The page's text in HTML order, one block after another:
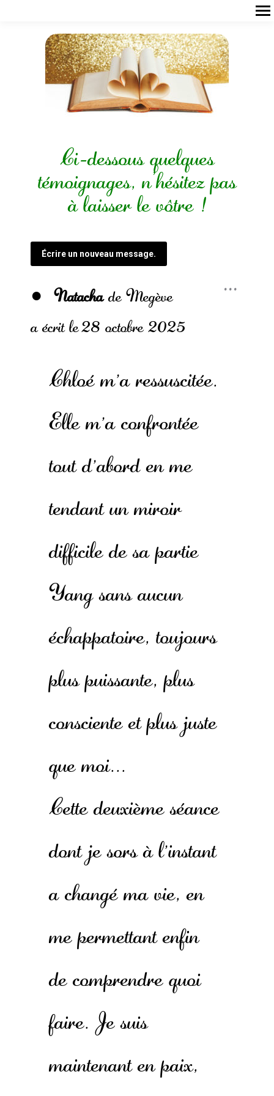
Ci-dessous quelques
témoignages, n’hésitez pas
à laisser le vôtre !
Natacha de Megève
a écrit le28 octobre 2025
Chloé m'a ressuscitée.
Elle m'a confrontée
tout d'abord en me
tendant un miroir
difficile de sa partie
Yang sans aucun
échappatoire, toujours
plus puissante, plus
consciente et plus juste
que moi...
Cette deuxième séance
dont je sors à l'instant
a changé ma vie, en
me permettant enfin
de comprendre quoi
faire. Je suis
maintenant en paix,
...